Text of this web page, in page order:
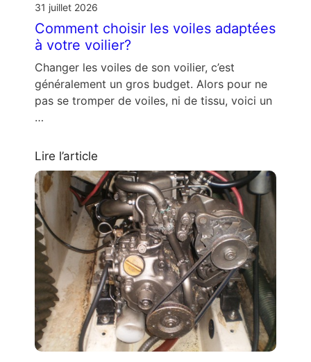
31 juillet 2026
Comment choisir les voiles adaptées
à votre voilier?
Changer les voiles de son voilier, c’est
généralement un gros budget. Alors pour ne
pas se tromper de voiles, ni de tissu, voici un
…
Lire l’article